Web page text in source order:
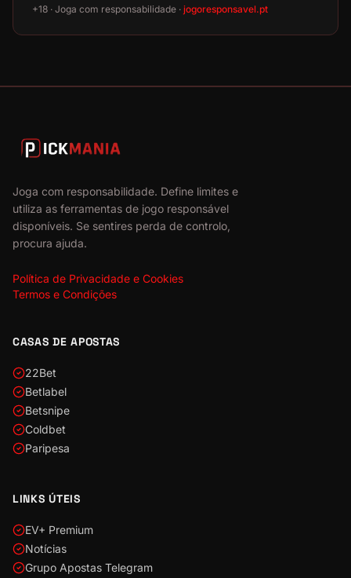
+18 · Joga com responsabilidade · jogoresponsavel.pt
Joga com responsabilidade. Define limites e
utiliza as ferramentas de jogo responsável
disponíveis. Se sentires perda de controlo,
procura ajuda.
Política de Privacidade e Cookies
Termos e Condições
CASAS DE APOSTAS
22Bet
Betlabel
Betsnipe
Coldbet
Paripesa
LINKS ÚTEIS
EV+ Premium
Notícias
Grupo Apostas Telegram